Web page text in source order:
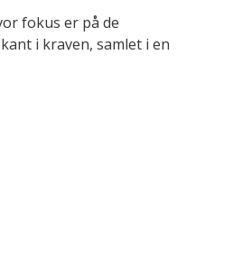
fokus er på de
i kraven, samlet i en